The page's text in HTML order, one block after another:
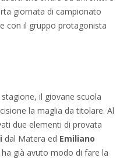
giornata di campionato
con il gruppo protagonista
il giovane scuola
la maglia da titolare. Al
due elementi di provata
dal Matera ed Emiliano
già avuto modo di fare la